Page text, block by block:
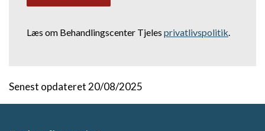
Læs om Behandlingscenter Tjeles privatlivspolitik.
Senest opdateret 20/08/2025